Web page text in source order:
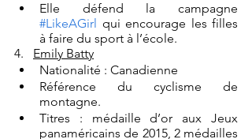
#LikeAGirl qui encourage les filles
à faire du sport à l’école.
4. Emily Batty
Nationalité : Canadienne
Référence du cyclisme de
montagne.
Titres : médaille d’or aux Jeux
panaméricains de 2015, 2 médailles